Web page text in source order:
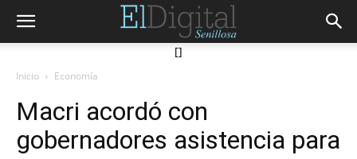
[]
Inicio Economía
Macri acordó con
gobernadores asistencia para